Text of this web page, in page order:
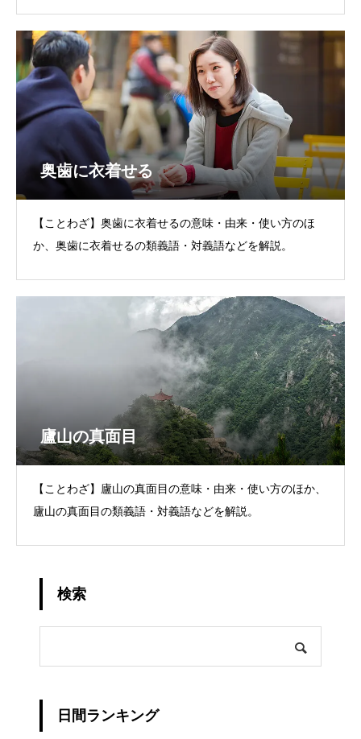
奥歯に衣着せる
【ことわざ】奥歯に衣着せるの意味・由来・使い方のほ
か、奥歯に衣着せるの類義語・対義語などを解説。
廬山の真面目
【ことわざ】廬山の真面目の意味・由来・使い方のほか、
廬山の真面目の類義語・対義語などを解説。
検索
日間ランキング